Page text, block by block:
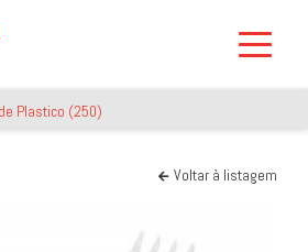
Plastico (250)
Voltar à listagem